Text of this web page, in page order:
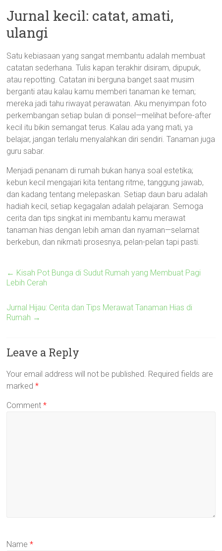
Jurnal kecil: catat, amati,
ulangi
Satu kebiasaan yang sangat membantu adalah membuat
catatan sederhana. Tulis kapan terakhir disiram, dipupuk,
atau repotting. Catatan ini berguna banget saat musim
berganti atau kalau kamu memberi tanaman ke teman;
mereka jadi tahu riwayat perawatan. Aku menyimpan foto
perkembangan setiap bulan di ponsel—melihat before-after
kecil itu bikin semangat terus. Kalau ada yang mati, ya
belajar, jangan terlalu menyalahkan diri sendiri. Tanaman juga
guru sabar.
Menjadi penanam di rumah bukan hanya soal estetika;
kebun kecil mengajari kita tentang ritme, tanggung jawab,
dan kadang tentang melepaskan. Setiap daun baru adalah
hadiah kecil, setiap kegagalan adalah pelajaran. Semoga
cerita dan tips singkat ini membantu kamu merawat
tanaman hias dengan lebih aman dan nyaman—selamat
berkebun, dan nikmati prosesnya, pelan-pelan tapi pasti.
← Kisah Pot Bunga di Sudut Rumah yang Membuat Pagi
Lebih Cerah
Jurnal Hijau: Cerita dan Tips Merawat Tanaman Hias di
Rumah →
Leave a Reply
Your email address will not be published. Required fields are
marked*
Comment*
Name*